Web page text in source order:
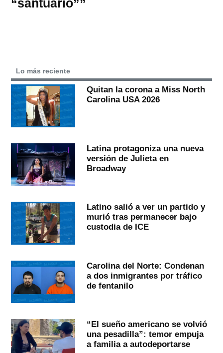
“santuario””
Lo más reciente
Quitan la corona a Miss North
Carolina USA 2026
Latina protagoniza una nueva
versión de Julieta en
Broadway
Latino salió a ver un partido y
murió tras permanecer bajo
custodia de ICE
Carolina del Norte: Condenan
a dos inmigrantes por tráfico
de fentanilo
“El sueño americano se volvió
una pesadilla”: temor empuja
a familia a autodeportarse